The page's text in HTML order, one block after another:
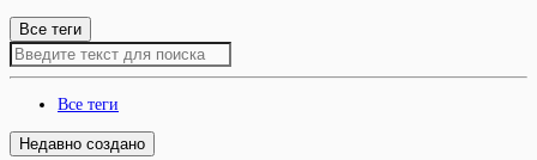
Все теги
Все теги
Недавно создано